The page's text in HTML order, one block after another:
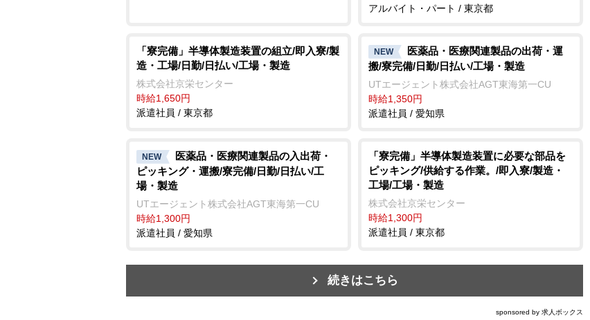
アルバイト・パート / 東京都
「寮完備」半導体製造装置の組立/即入寮/製
造・工場/日勤/日払い/工場・製造
株式会社京栄センター
時給1,650円
派遣社員 / 東京都
NEW
医薬品・医療関連製品の出荷・運
搬/寮完備/日勤/日払い/工場・製造
UTエージェント株式会社AGT東海第一CU
時給1,350円
派遣社員 / 愛知県
NEW
医薬品・医療関連製品の入出荷・
ピッキング・運搬/寮完備/日勤/日払い/工
場・製造
UTエージェント株式会社AGT東海第一CU
時給1,300円
派遣社員 / 愛知県
「寮完備」半導体製造装置に必要な部品を
ピッキング/供給する作業。/即入寮/製造・
工場/工場・製造
株式会社京栄センター
時給1,300円
派遣社員 / 東京都
続きはこちら
sponsored by 求人ボックス